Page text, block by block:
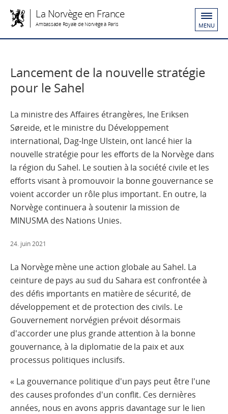
La Norvège en France
Ambassade Royale de Norvège à Paris MENU
Lancement de la nouvelle stratégie
pour le Sahel
La ministre des Affaires étrangères, Ine Eriksen
Søreide, et le ministre du Développement
international, Dag-Inge Ulstein, ont lancé hier la
nouvelle stratégie pour les efforts de la Norvège dans
la région du Sahel. Le soutien à la société civile et les
efforts visant à promouvoir la bonne gouvernance se
voient accorder un rôle plus important. En outre, la
Norvège continuera à soutenir la mission de
MINUSMA des Nations Unies.
24. juin 2021
La Norvège mène une action globale au Sahel. La
ceinture de pays au sud du Sahara est confrontée à
des défis importants en matière de sécurité, de
développement et de protection des civils. Le
Gouvernement norvégien prévoit désormais
d'accorder une plus grande attention à la bonne
gouvernance, à la diplomatie de la paix et aux
processus politiques inclusifs.
« La gouvernance politique d'un pays peut être l'une
des causes profondes d'un conflit. Ces dernières
années, nous en avons appris davantage sur le lien